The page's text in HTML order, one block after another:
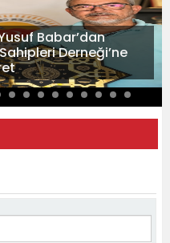
Babar’dan
Derneği’ne